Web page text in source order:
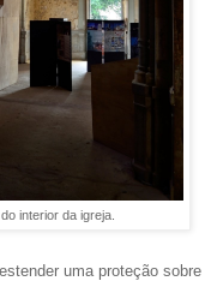
interior da igreja.
uma proteção